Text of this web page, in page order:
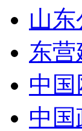
山
东营
中国
中国